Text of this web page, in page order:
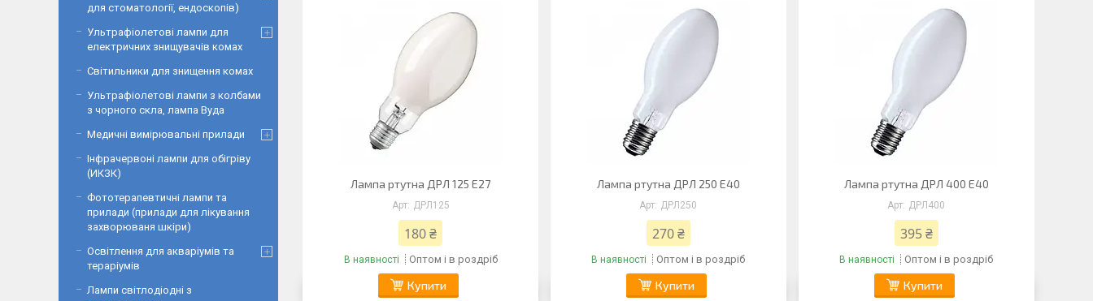
Лампа ртутна ДРЛ 125 Е27
ДРЛ125
180 ₴
В наявності Оптом і в роздріб
Купити
Лампа ртутна ДРЛ 250 Е40
ДРЛ250
270 ₴
В наявності Оптом і в роздріб
Купити
Лампа ртутна ДРЛ 400 Е40
ДРЛ400
395 ₴
В наявності Оптом і в роздріб
Купити
для стоматології, ендоскопів)
Ультрафіолетові лампи для
електричних знищувачів комах
Світильники для знищення комах
Ультрафіолетові лампи з колбами
з чорного скла, лампа Вуда
Медичні вимірювальні прилади
Інфрачервоні лампи для обігріву
(ИКЗК)
Фототерапевтичні лампи та
прилади (прилади для лікування
захворюваня шкіри)
Освітлення для акваріумів та
тераріумів
Лампи світлодіодні з